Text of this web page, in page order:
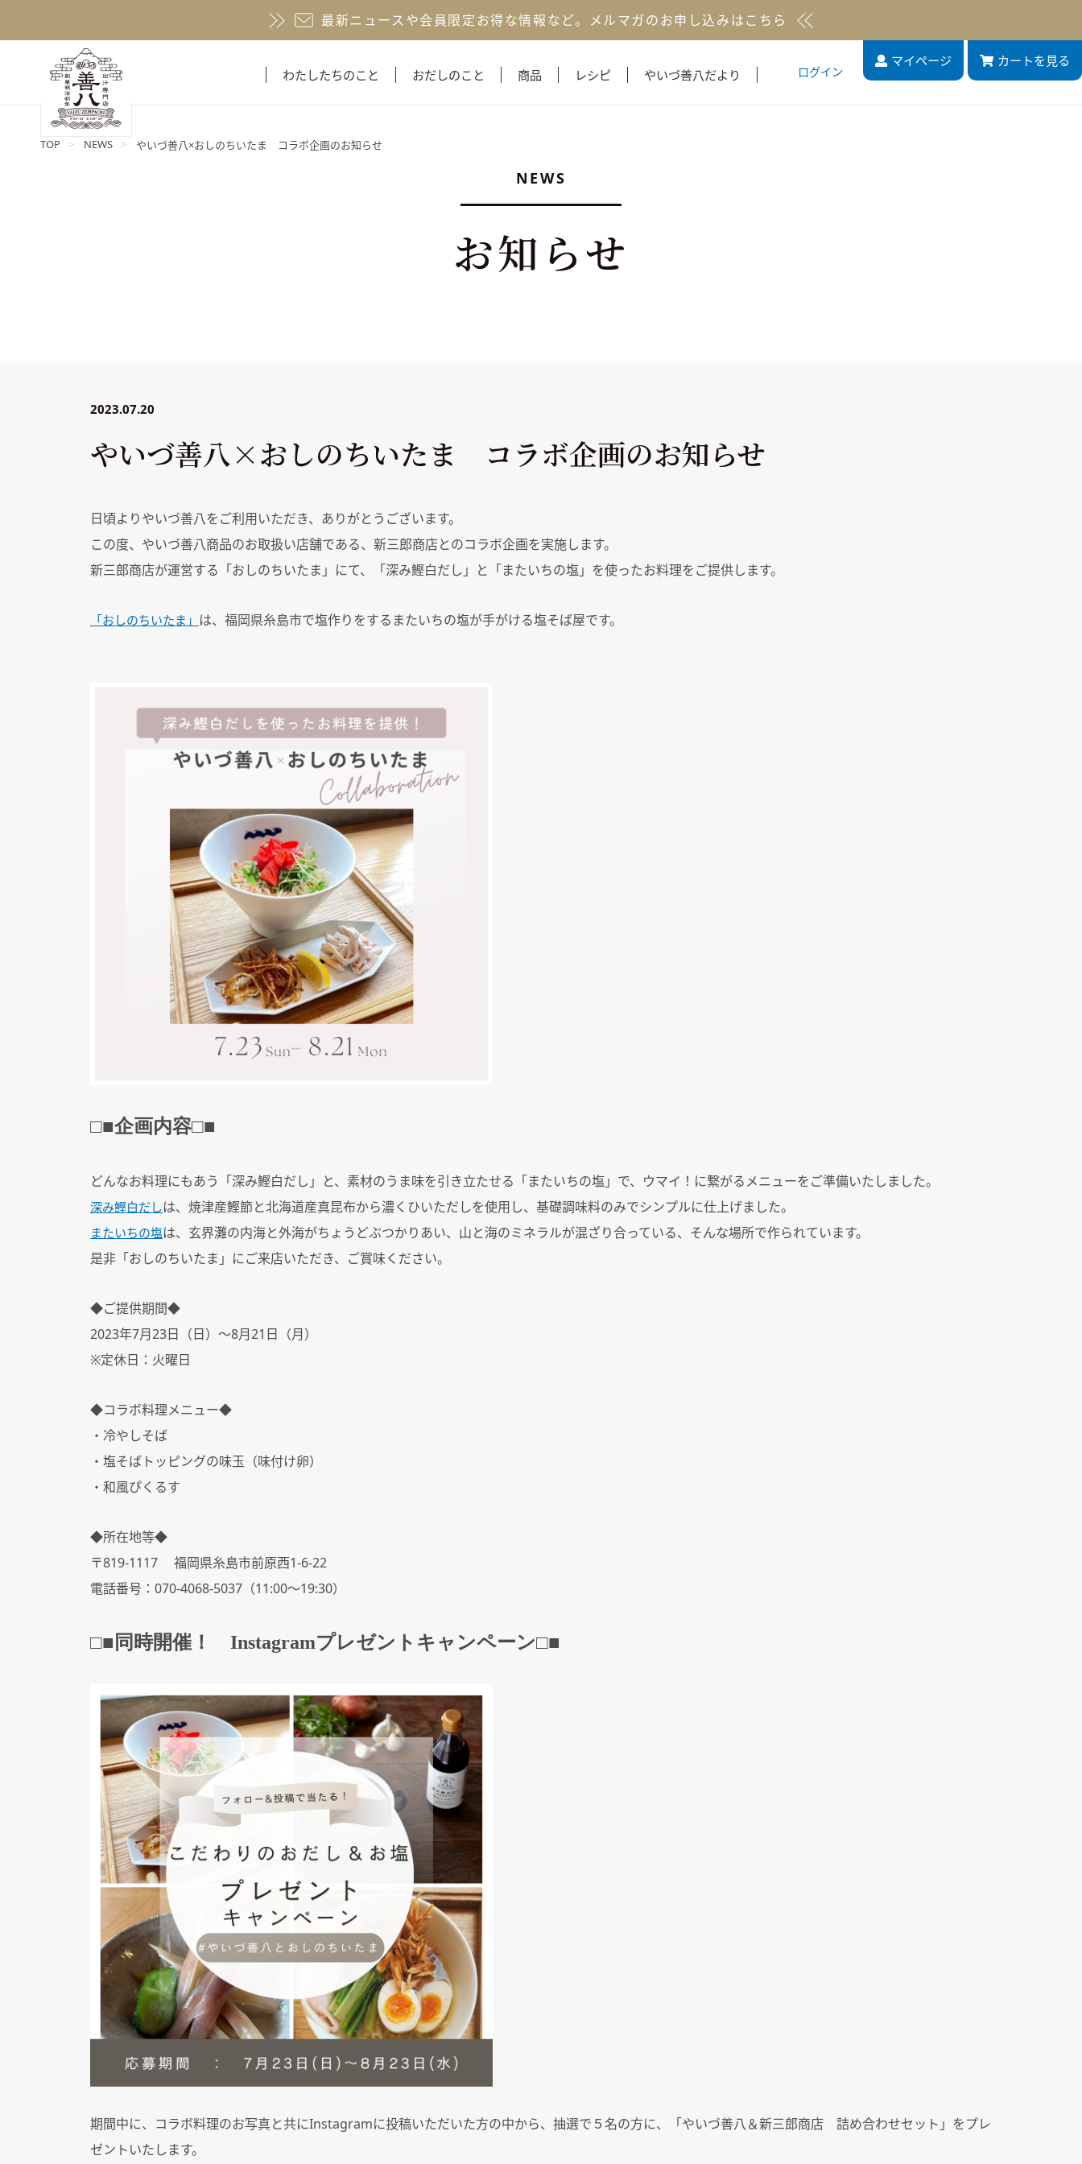
最新ニュースや会員限定お得な情報など。 メルマガのお申し込みはこちら
わたしたちのこと おだしのこと 商品 レシピ やいづ善八だより ログイン
マイページ カートを見る
TOP NEWS やいづ善八×おしのちいたま コラボ企画のお知らせ
NEWS
お知らせ
2023.07.20
やいづ善八×おしのちいたま コラボ企画のお知らせ
日頃よりやいづ善八をご利用いただき、ありがとうございます。
この度、やいづ善八商品のお取扱い店舗である、新三郎商店とのコラボ企画を実施します。
新三郎商店が運営する「おしのちいたま」にて、「深み鰹白だし」と「またいちの塩」を使ったお料理をご提供します。
「おしのちいたま」 は、福岡県糸島市で塩作りをするまたいちの塩が手がける塩そば屋です。
□■企画内容□■
どんなお料理にもあう「深み鰹白だし」と、素材のうま味を引き立たせる「またいちの塩」で、ウマイ！に繋がるメニューをご準備いたしました。
深み鰹白だしは、焼津産鰹節と北海道産真昆布から濃くひいただしを使用し、基礎調味料のみでシンプルに仕上げました。
またいちの塩は、玄界灘の内海と外海がちょうどぶつかりあい、山と海のミネラルが混ざり合っている、そんな場所で作られています。
是非「おしのちいたま」にご来店いただき、ご賞味ください。
◆ご提供期間◆
2023年7月23日（日）～8月21 日（月）
※定休日：火曜日
◆コラボ料理メニュー◆
・冷やしそば
・塩そばトッピングの味玉（味付け卵）
・和風ぴくるす
◆所在地等◆
〒819-1117 福岡県糸島市前原西1-6-22
電話番号：070-4068-5037（11:00～19:30）
□■ 同時開催！ Instagramプレゼントキャンペーン□■
期間中に、コラボ料理のお写真と共にInstagramに投稿いただいた方の中から、抽選で５名の方に、「やいづ善八＆新三郎商店 詰め合わせセット」をプレ
ゼントいたします。